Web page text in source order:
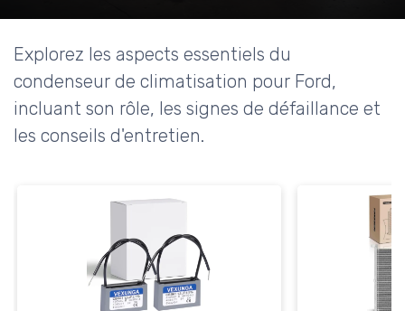
Explorez les aspects essentiels du
condenseur de climatisation pour Ford,
incluant son rôle, les signes de défaillance et
les conseils d'entretien.